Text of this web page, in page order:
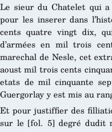
Le sieur du Chatelet qui
pour les inserer dans
cents quatre vingt dix,
d’armées en mil trois
marechal de Nesle, cet
aoust mil trois cents
etats de mil cinquante
Guergorlay y est mis au
Et pour justiffier des
sur le [fol. 5] degré dudit